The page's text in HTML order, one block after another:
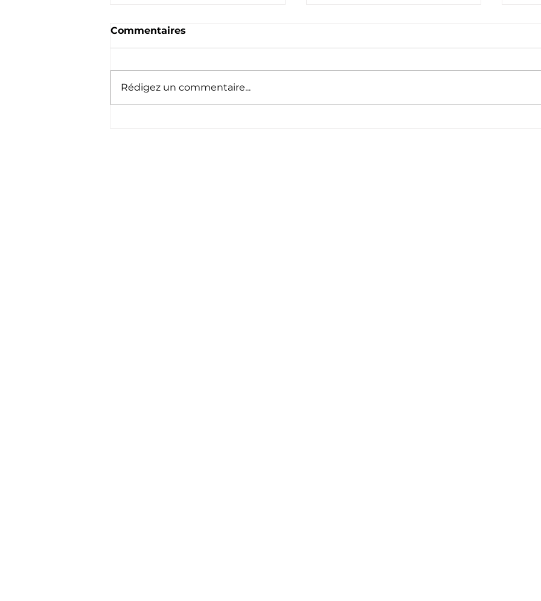
Commentaires
Rédigez un commentaire...